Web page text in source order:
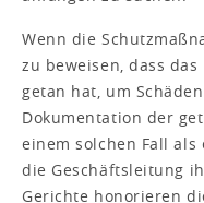
Wenn die
zu beweisen, dass
getan hat, um
Dokumentation der
einem solchen Fall als
die Geschäftsleitung
Gerichte honorieren